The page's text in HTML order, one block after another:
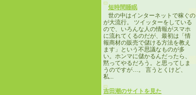
短時間睡眠
世の中はインターネットで稼ぐの
が大流行。 ツイッターをしている
ので、いろんな人の情報がスマホ
に流れてくるのだが、最初は「情
報商材の販売で儲ける方法を教え
ます」という不思議なものが多
い。ホンマに儲かるんだったら、
黙ってやるだろう。と思ってしま
うのですが…。 言うとくけど、
私...
吉田潮のサイトを見た